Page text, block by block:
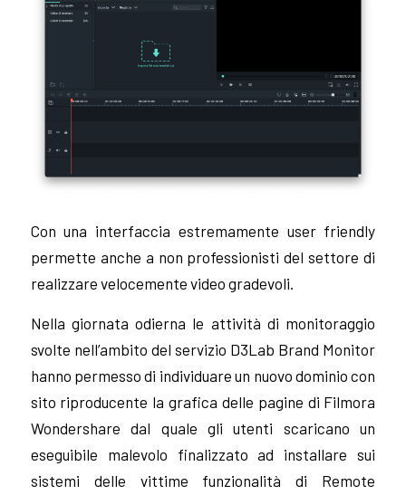
Con una interfaccia estremamente user friendly
permette anche a non professionisti del settore di
realizzare velocemente video gradevoli.
Nella giornata odierna le attività di monitoraggio
svolte nell’ambito del servizio D3Lab Brand Monitor
hanno permesso di individuare un nuovo dominio con
sito riproducente la grafica delle pagine di Filmora
Wondershare dal quale gli utenti scaricano un
eseguibile malevolo finalizzato ad installare sui
sistemi delle vittime funzionalità di Remote